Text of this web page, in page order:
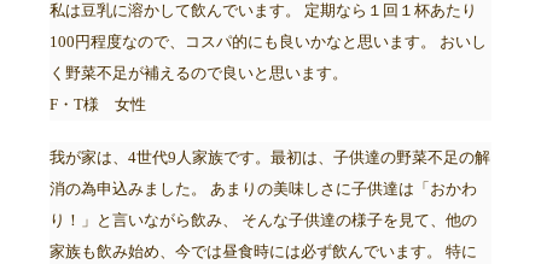
私は豆乳に溶かして飲んでいます。 定期なら１回１杯あたり
100円程度なので、コスパ的にも良いかなと思います。 おいし
く野菜不足が補えるので良いと思います。
F・T様 女性
我が家は、4世代9人家族です。最初は、子供達の野菜不足の解
消の為申込みました。 あまりの美味しさに子供達は「おかわ
り！」と言いながら飲み、 そんな子供達の様子を見て、他の
家族も飲み始め、今では昼食時には必ず飲んでいます。 特に